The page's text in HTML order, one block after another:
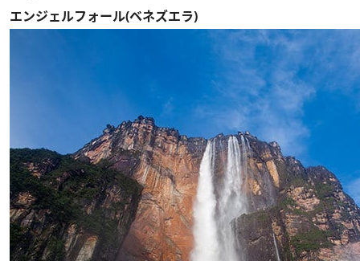
エンジェルフォール(ベネズエラ)